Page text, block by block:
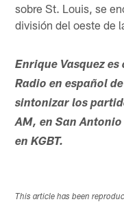
sobre St. Louis, se
división del oeste de
Enrique Vasquez
Radio en español
sintonizar los
AM, en San Antonio
en KGBT.
This article has been